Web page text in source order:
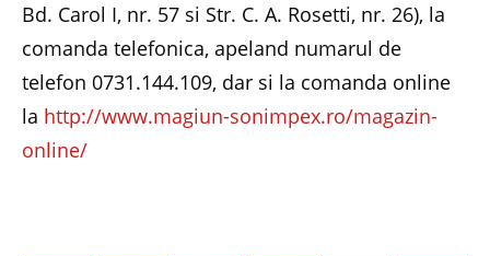
Bd. Carol I, nr. 57 si Str. C. A. Rosetti, nr. 26), la
comanda telefonica, apeland numarul de
telefon 0731.144.109, dar si la comanda online
la http://www.magiun-sonimpex.ro/magazin-
online/